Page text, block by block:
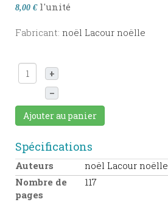
8,00 € l'unité
Fabricant: noël Lacour noëlle
+
–
Ajouter au panier
Spécifications
Auteurs
noël Lacour noëlle
Nombre de
pages
117